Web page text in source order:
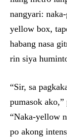
nangyari:
yellow box,
habang nasa
rin siya
“Sir, sa
pumasok
“Naka-yellow
po akong